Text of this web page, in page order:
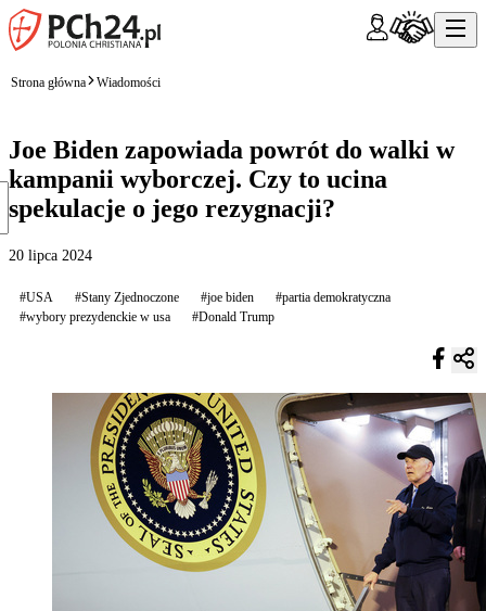
Strona główna Wiadomości
Joe Biden zapowiada powrót do walki w
kampanii wyborczej. Czy to ucina
spekulacje o jego rezygnacji?
20 lipca 2024
#USA #Stany Zjednoczone #joe biden
#partia demokratyczna
#wybory prezydenckie w usa
#Donald Trump